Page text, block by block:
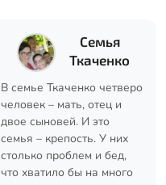
Семья
Ткаченко
В семье Ткаченко четверо
человек – мать, отец и
двое сыновей. И это
семья – крепость. У них
столько проблем и бед,
что хватило бы на много